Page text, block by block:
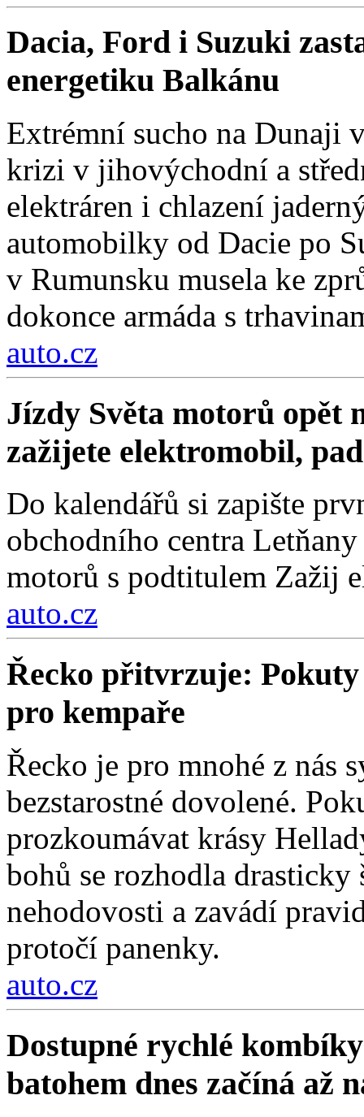
Dacia, Ford i Suzuki
energetiku Balkánu
Extrémní sucho na Dunaji
krizi v jihovýchodní a
elektráren i chlazení
automobilky od Dacie po
v Rumunsku musela ke
dokonce armáda s
auto.cz
Jízdy Světa motorů opět
zažijete elektromobil,
Do kalendářů si zapište
obchodního centra
motorů s podtitulem Zažij
auto.cz
Řecko přitvrzuje: Pokuty
pro kempaře
Řecko je pro mnohé z nás
bezstarostné dovolené.
prozkoumávat krásy
bohů se rozhodla
nehodovosti a zavádí
protočí panenky.
auto.cz
Dostupné rychlé
batohem dnes začíná až